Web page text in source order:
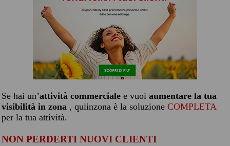
Se hai un’attività commerciale e vuoi aumentare la tua
visibilità in zona , quiinzona è la soluzione COMPLETA
per la tua attività.
NON PERDERTI NUOVI CLIENTI